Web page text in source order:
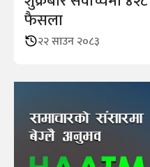
फैसला
२२ साउन २०८३